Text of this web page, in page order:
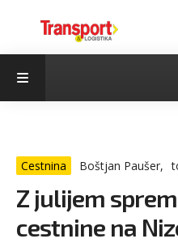
Cestnina Boštjan Paušer,
Z julijem
cestnine na